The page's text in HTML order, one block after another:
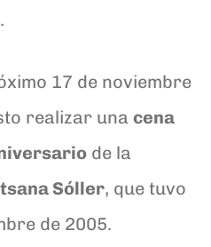
17 de noviembre
realizar una cena
de la
Sóller, que tuvo
de 2005.